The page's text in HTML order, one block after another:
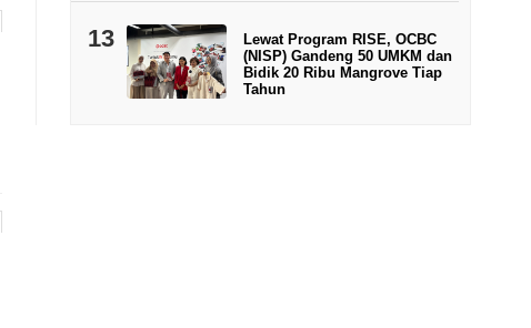
13
Lewat Program RISE, OCBC
(NISP) Gandeng 50 UMKM dan
Bidik 20 Ribu Mangrove Tiap
Tahun